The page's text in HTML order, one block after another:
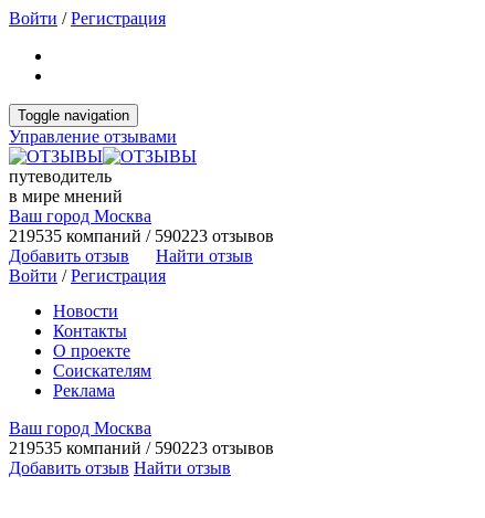
Войти /Регистрация
Toggle navigation
Управление отзывами
путеводитель
в мире мнений
Ваш город Москва
219535 компаний / 590223 отзывов
Добавить отзыв
Найти отзыв
Войти /Регистрация
Новости
Контакты
О проекте
Соискателям
Реклама
Ваш город Москва
219535 компаний / 590223 отзывов
Добавить отзыв Найти отзыв